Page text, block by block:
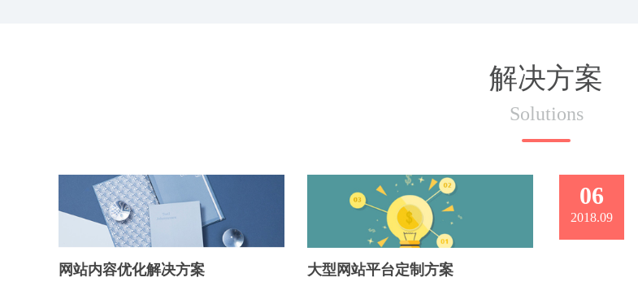
解决方案
Solutions
网站内容优化解决方案 大型网站平台定制方案
06
2018.09